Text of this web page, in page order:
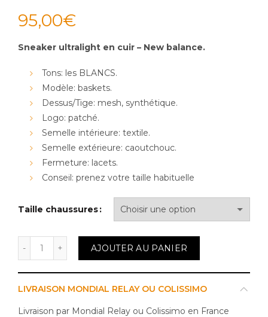
95,00€
Sneaker ultralight en cuir – New balance.
Tons: les BLANCS.
Modèle: baskets.
Dessus/Tige: mesh, synthétique.
Logo: patché.
Semelle intérieure: textile.
Semelle extérieure: caoutchouc.
Fermeture: lacets.
Conseil: prenez votre taille habituelle
Taille chaussures
quantité de NEW BALANCE MS237PL1
AJOUTER AU PANIER
LIVRAISON MONDIAL RELAY OU COLISSIMO
Livraison par Mondial Relay ou Colissimo en France